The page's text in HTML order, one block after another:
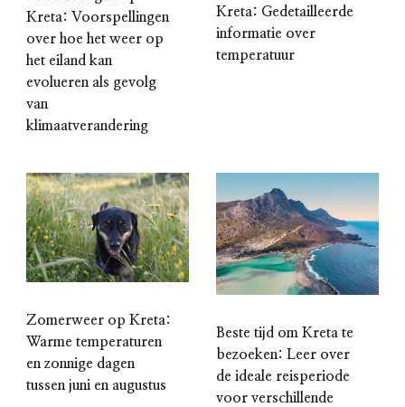
Kreta: Voorspellingen
over hoe het weer op
het eiland kan
evolueren als gevolg
van
klimaatverandering
Kreta: Gedetailleerde
informatie over
temperatuur
Zomerweer op Kreta:
Warme temperaturen
en zonnige dagen
tussen juni en augustus
Beste tijd om Kreta te
bezoeken: Leer over
de ideale reisperiode
voor verschillende